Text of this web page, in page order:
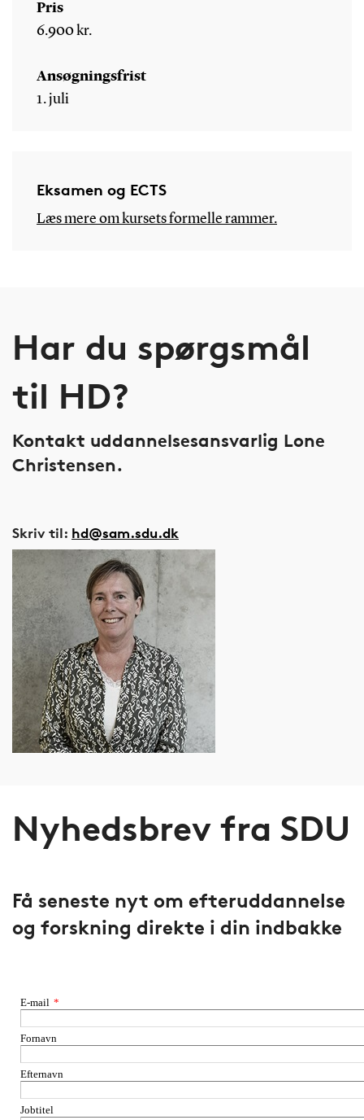
Pris
6.900 kr.
Ansøgningsfrist
1. juli
Eksamen og ECTS
Læs mere om kursets formelle rammer.
Har du spørgsmål
til HD?
Kontakt uddannelsesansvarlig Lone
Christensen.
Skriv til: hd@sam.sdu.dk
Nyhedsbrev fra SDU
Få seneste nyt om efteruddannelse
og forskning direkte i din indbakke